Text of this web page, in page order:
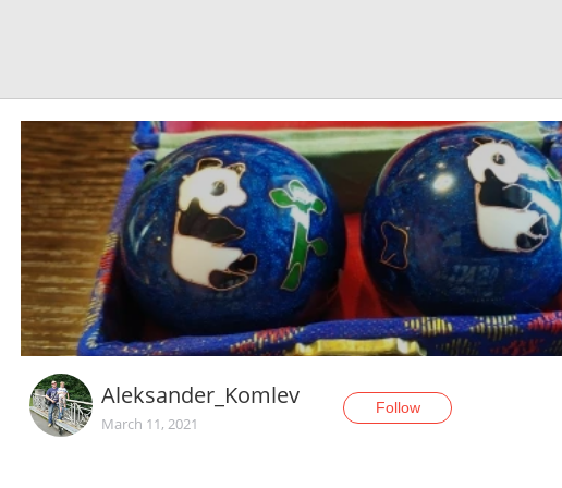
Aleksander_Komlev
March 11, 2021
Follow